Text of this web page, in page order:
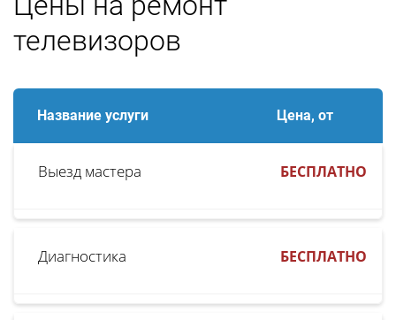
телевизоров
Название услуги Цена, от
Выезд мастера БЕСПЛАТНО
Диагностика БЕСПЛАТНО